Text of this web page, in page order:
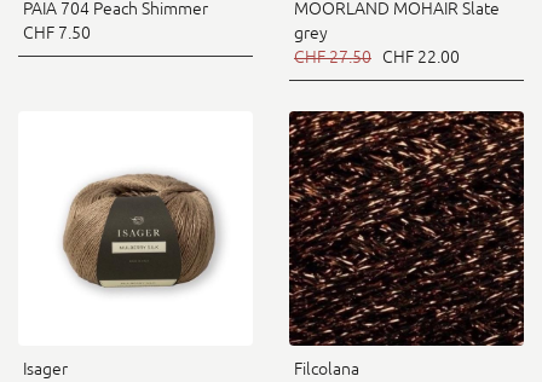
PAIA 704 Peach Shimmer
CHF 7.50
MOORLAND MOHAIR Slate
grey
CHF 27.50 CHF 22.00
Isager
Filcolana